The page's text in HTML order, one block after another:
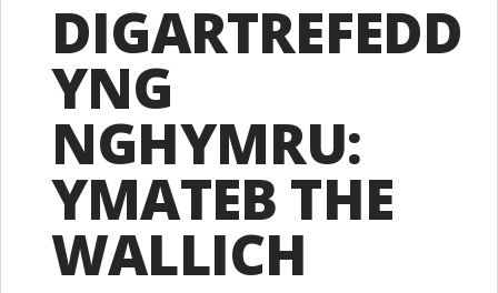
DIGARTREFEDD
YNG
NGHYMRU:
YMATEB THE
WALLICH